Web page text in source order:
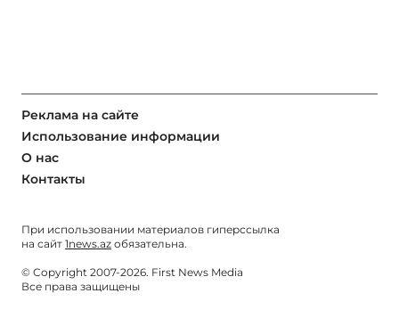
Реклама на сайте
Использование информации
О нас
Контакты
При использовании материалов гиперссылка
на сайт 1news.az обязательна.
© Copyright 2007-2026. First News Media
Все права защищены